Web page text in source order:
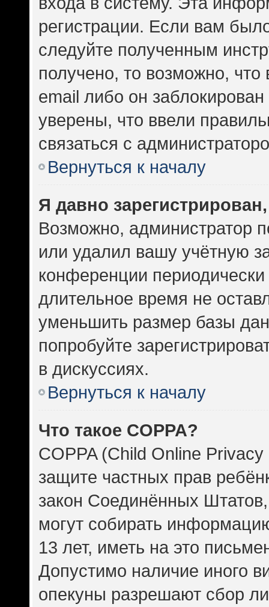
регистрации. Если вам
следуйте полученным
получено, то возможно,
email либо он
уверены, что ввели
связаться с
Вернуться к началу
Я давно
Возможно, администратор
или удалил вашу учётную
конференции
длительное время не
уменьшить размер базы
попробуйте
в дискуссиях.
Вернуться к началу
Что такое COPPA?
COPPA (Child Online
защите частных прав
закон Соединённых
могут собирать
13 лет, иметь на это
Допустимо наличие иного
опекуны разрешают сбор